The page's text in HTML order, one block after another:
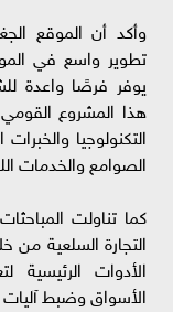
وأكد أن الموقع
تطوير واسع في
يوفر فرصًا واعدة
هذا المشروع
التكنولوجيا
الصوامع والخدمات
كما تناولت
التجارة السلعية من
الأدوات الرئيسية
الأسواق وضبط آليات